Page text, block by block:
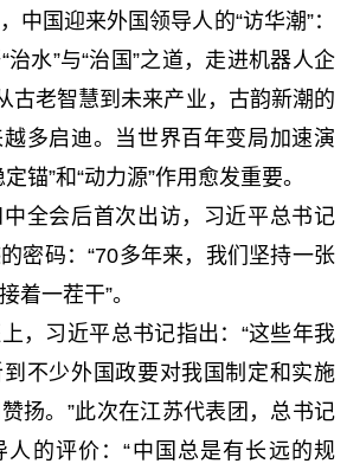
国迎来外国领导人的“访华潮”：
水”与“治国”之道，走进机器人企
古老智慧到未来产业，古韵新潮的
多启迪。当世界百年变局加速演
锚”和“动力源”作用愈发重要。
会后首次出访，习近平总书记
密码：“70多年来，我们坚持一张
着一茬干”。
习近平总书记指出：“这些年我
不少外国政要对我国制定和实施
扬。”此次在江苏代表团，总书记
人的评价：“中国总是有长远的规